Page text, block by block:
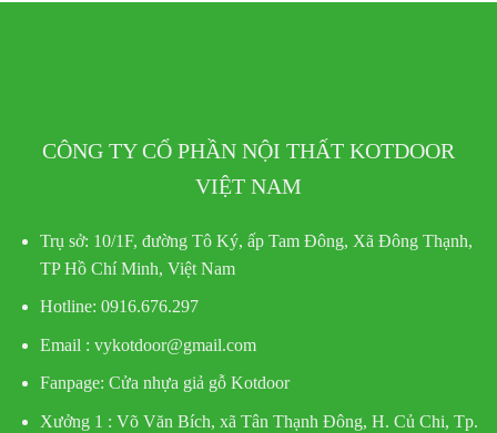
CÔNG TY CỔ PHẦN NỘI THẤT KOTDOOR
VIỆT NAM
Trụ sở: 10/1F, đường Tô Ký, ấp Tam Đông, Xã Đông Thạnh,
TP Hồ Chí Minh, Việt Nam
Hotline: 0916.676.297
Email : vykotdoor@gmail.com
Fanpage: Cửa nhựa giả gỗ Kotdoor
Xưởng 1 : Võ Văn Bích, xã Tân Thạnh Đông, H. Củ Chi, Tp.